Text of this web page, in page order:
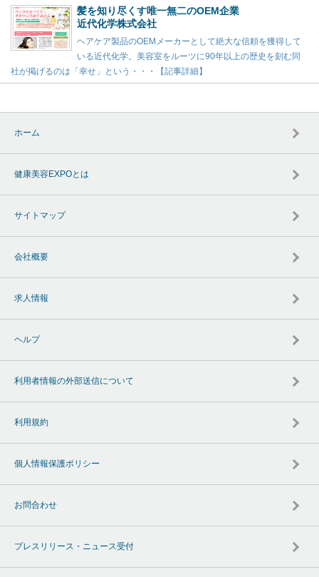
髪を知り尽くす唯一無二のOEM企業
近代化学株式会社
ヘアケア製品のOEMメーカーとして絶大な信頼を獲得して
いる近代化学。美容室をルーツに90年以上の歴史を刻む同
社が掲げるのは「幸せ」という・・・【記事詳細】
ホーム
健康美容EXPOとは
サイトマップ
会社概要
求人情報
ヘルプ
利用者情報の外部送信について
利用規約
個人情報保護ポリシー
お問合わせ
プレスリリース・ニュース受付